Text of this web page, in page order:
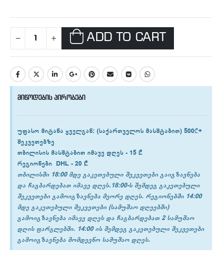
ADD TO CART
მიწოდების პირობები
უფასო მიტანა ყველგან: (საქართველოს მასშტაბით) 500₾+
შეკვეთებზე
თბილისის მასშტაბით იმავე დღეს -15 ₾
რეგიონები DHL -20 ₾
თბილისში 18:00 მდე გაკეთებული შეკვეთები გაიგზავნება
და ჩაგბარდებათ იმავე დღეს.18:00-ს შემდეგ გაკეთებული
შეკვეთები გამოიგზავნება მეორე დღეს. რეგიონებში 14:00
მდე გაკეთებული შეკვეთები (სამუშაო დღეებში)
გამოიგზავნება იმავე დღეს და ჩაგბარდებათ 2 სამუშაო
დღის ფარგლებში. 14:00 ის შემდეგ გაკეთებული შეკვეთები
გამოიგზავნება მომდევნო სამუშაო დღეს.